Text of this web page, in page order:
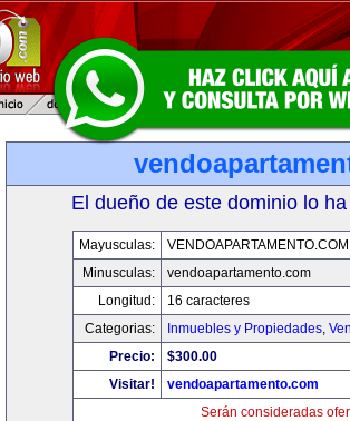
El dueño de este dominio lo
Mayusculas:
VENDOAPARTAMENTO.COM
Minusculas:
vendoapartamento.com
Longitud:
16 caracteres
Categorias:
Inmuebles y Propiedades,
Precio:
$300.00
Visitar!
vendoapartamento.com
Serán consideradas